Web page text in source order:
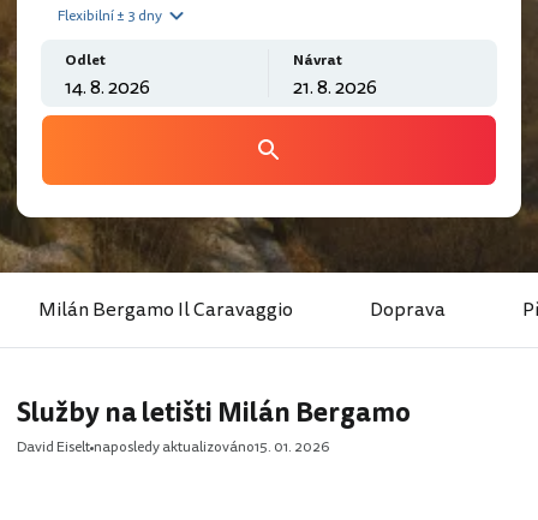
Flexibilní ± 3 dny
Odlet Návrat
Milán Bergamo Il Caravaggio Doprava
Služby na letišti Milán Bergamo
David Eiselt naposledy aktualizováno15. 01. 2026